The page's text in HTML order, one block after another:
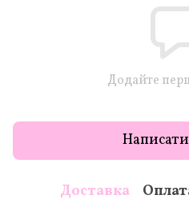
Додайте
Доставка